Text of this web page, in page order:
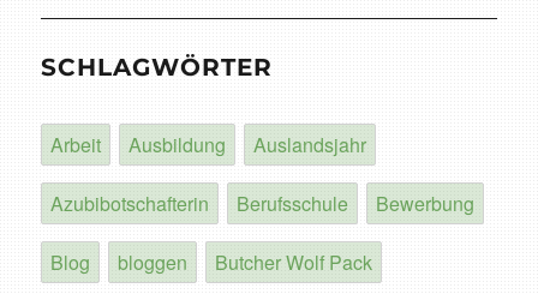
SCHLAGWÖRTER
Arbeit Ausbildung Auslandsjahr
Azubibotschafterin Berufsschule Bewerbung
Blog bloggen Butcher Wolf Pack